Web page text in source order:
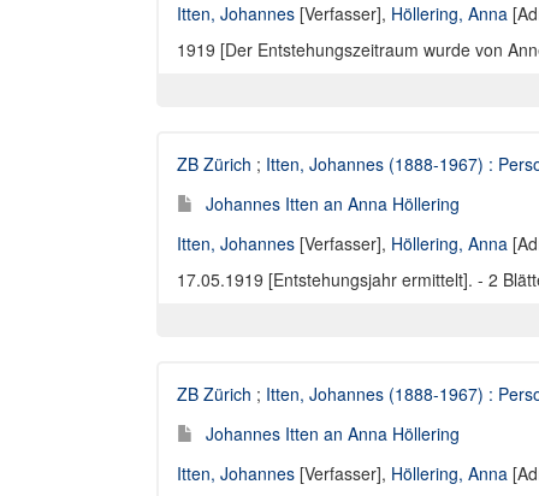
Itten, Johannes [Verfasser], Höllering, Anna
1919 [Der Entstehungszeitraum wurde von
ZB Zürich ; Itten, Johannes (1888-1967) :
Johannes Itten an Anna Höllering
Itten, Johannes [Verfasser], Höllering, Anna
17.05.1919 [Entstehungsjahr ermittelt]. - 2
ZB Zürich ; Itten, Johannes (1888-1967) :
Johannes Itten an Anna Höllering
Itten, Johannes [Verfasser], Höllering, Anna